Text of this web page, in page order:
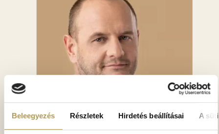
Beleegyezés Részletek Hirdetés beállításai A